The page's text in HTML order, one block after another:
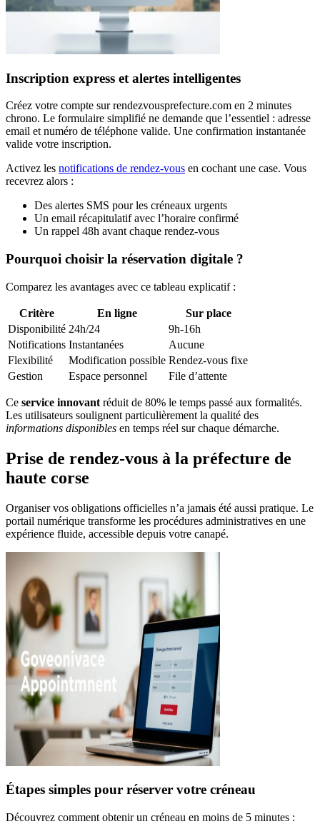
Inscription express et alertes intelligentes
Créez votre compte sur rendezvousprefecture.com en 2 minutes
chrono. Le formulaire simplifié ne demande que l’essentiel : adresse
email et numéro de téléphone valide. Une confirmation instantanée
valide votre inscription.
Activez les notifications de rendez-vous en cochant une case. Vous
recevrez alors :
Des alertes SMS pour les créneaux urgents
Un email récapitulatif avec l’horaire confirmé
Un rappel 48h avant chaque rendez-vous
Pourquoi choisir la réservation digitale ?
Comparez les avantages avec ce tableau explicatif :
Critère En ligne
Sur place
Disponibilité 24h/24
9h-16h
Notifications Instantanées
Aucune
Flexibilité
Modification possible Rendez-vous fixe
Gestion
Espace personnel File d’attente
Ce service innovant réduit de 80% le temps passé aux formalités.
Les utilisateurs soulignent particulièrement la qualité des
informations disponibles en temps réel sur chaque démarche.
Prise de rendez-vous à la préfecture de
haute corse
Organiser vos obligations officielles n’a jamais été aussi pratique. Le
portail numérique transforme les procédures administratives en une
expérience fluide, accessible depuis votre canapé.
Étapes simples pour réserver votre créneau
Découvrez comment obtenir un créneau en moins de 5 minutes :